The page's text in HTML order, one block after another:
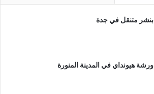
بنشر متنقل في جدة
ورشة هيونداي في المدينة المنورة